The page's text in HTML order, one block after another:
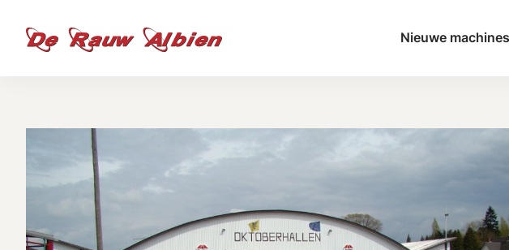
Nieuwe machines